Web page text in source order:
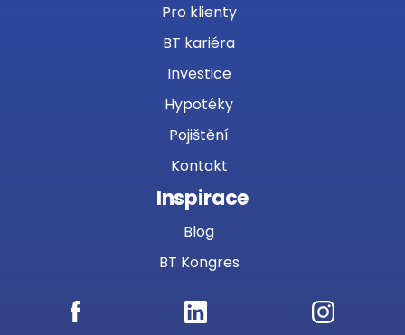
Pro klienty
BT kariéra
Investice
Hypotéky
Pojištění
Kontakt
Inspirace
Blog
BT Kongres